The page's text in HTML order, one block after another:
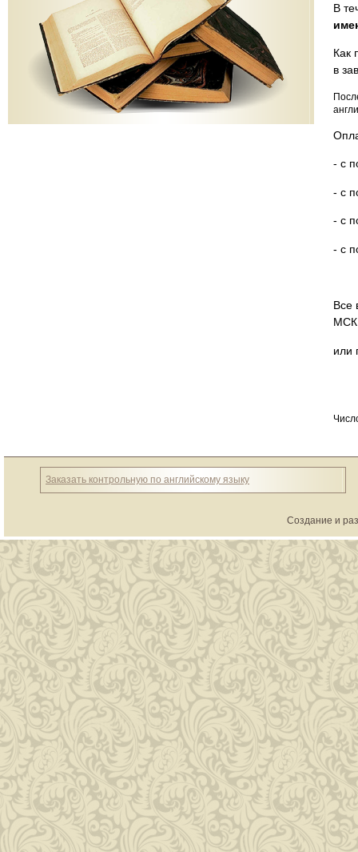
В
Как
в
- с
- с
- с
- с
Все
МСК
или
Заказать контрольную по английскому языку
Создание и